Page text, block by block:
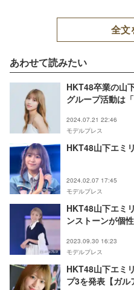
全文
あわせて読みたい
HKT48卒業の山
グループ活動は
2024.07.21 22:46
モデルプレス
HKT48山下エミ
2024.02.07 17:45
モデルプレス
HKT48山下エミ
ンストーンが個
2023.09.30 16:23
モデルプレス
HKT48山下エミ
プ3を発表【ガル